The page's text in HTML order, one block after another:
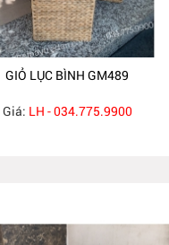
GIỎ LỤC BÌNH GM489
Giá: LH - 034.775.9900